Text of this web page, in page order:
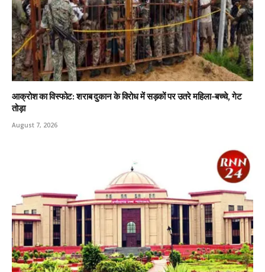
आक्रोश का विस्फोट: शराब दुकान के विरोध में सड़कों पर उतरे महिला-बच्चे, गेट
तोड़ा
August 7, 2026